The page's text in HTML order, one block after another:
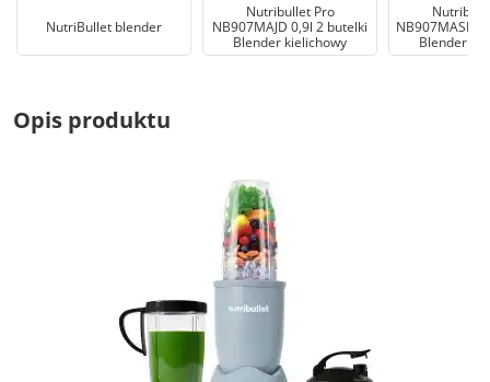
NutriBullet blender
Nutribullet Pro
NB907MAJD 0,9l 2 butelki
Blender kielichowy
NB907MASN
Blender
Opis produktu